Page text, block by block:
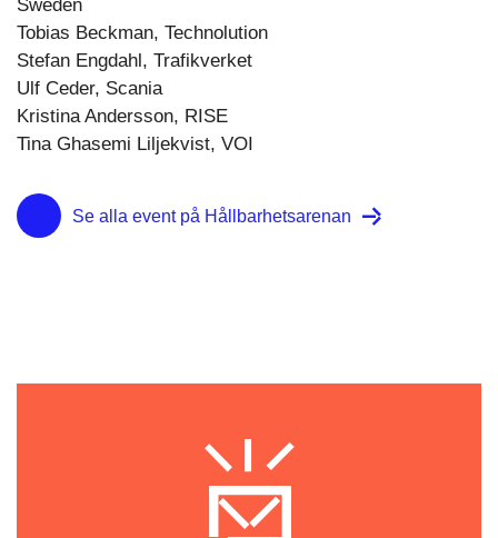
Sweden
Tobias Beckman, Technolution
Stefan Engdahl, Trafikverket
Ulf Ceder, Scania
Kristina Andersson, RISE
Tina Ghasemi Liljekvist, VOI
Se alla event på Hållbarhetsarenan